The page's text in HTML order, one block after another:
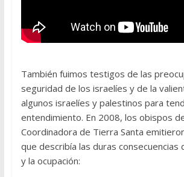
También fuimos testigos de las
seguridad de los israelíes y de la
algunos israelíes y palestinos para
entendimiento. En 2008, los obispos
Coordinadora de Tierra Santa
que describía las duras consecuencias
y la ocupación: